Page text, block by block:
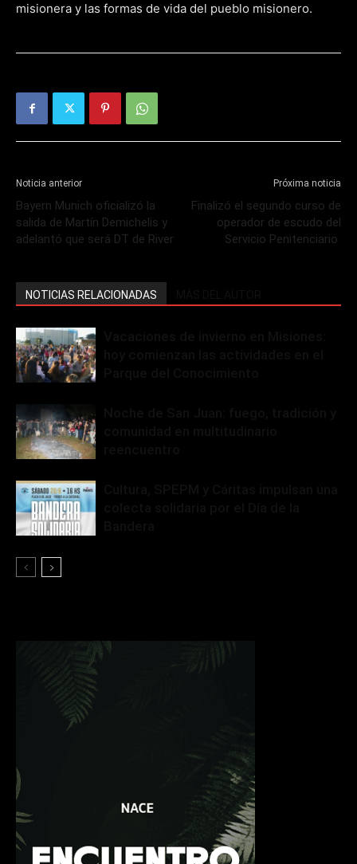
misionera y las formas de vida del pueblo misionero.
Noticia anterior
Bayern Munich oficializó la
salida de Martín Demichelis y
adelantó que será DT de River
Próxima noticia
Finalizó el segundo curso de
operador de escudo del
Servicio Penitenciario
NOTICIAS RELACIONADAS